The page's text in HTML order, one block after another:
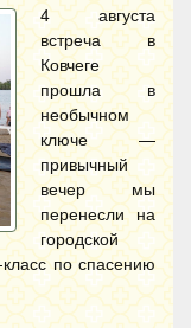
4 августа
встреча в
Ковчеге
прошла в
необычном
ключе —
привычный
вечер мы
перенесли на
городской
по спасению